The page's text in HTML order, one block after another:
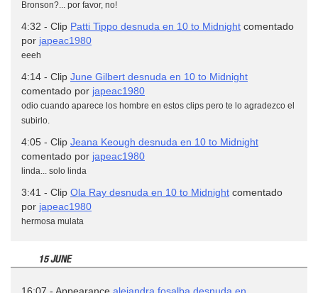
Bronson?... por favor, no!
4:32 - Clip Patti Tippo desnuda en 10 to Midnight comentado
por japeac1980
eeeh
4:14 - Clip June Gilbert desnuda en 10 to Midnight
comentado por japeac1980
odio cuando aparece los hombre en estos clips pero te lo agradezco el
subirlo.
4:05 - Clip Jeana Keough desnuda en 10 to Midnight
comentado por japeac1980
linda... solo linda
3:41 - Clip Ola Ray desnuda en 10 to Midnight comentado
por japeac1980
hermosa mulata
15 JUNE